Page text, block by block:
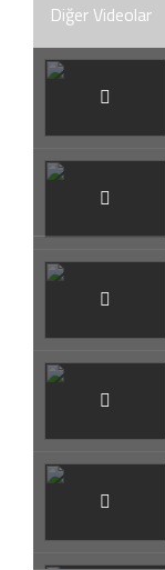
Diğer Videolar